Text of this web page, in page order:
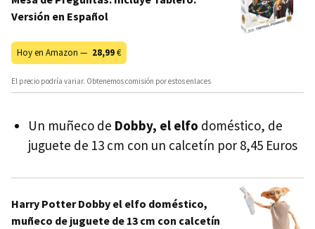
Versión en Español
Hoy en Amazon — 28,99€
El precio podría variar. Obtenemos comisión por estos enlaces
Un muñeco de Dobby, el elfo doméstico, de
juguete de 13 cm con un calcetín por 8,45 Euros
Harry Potter Dobby el elfo doméstico,
muñeco de juguete de 13 cm con calcetín